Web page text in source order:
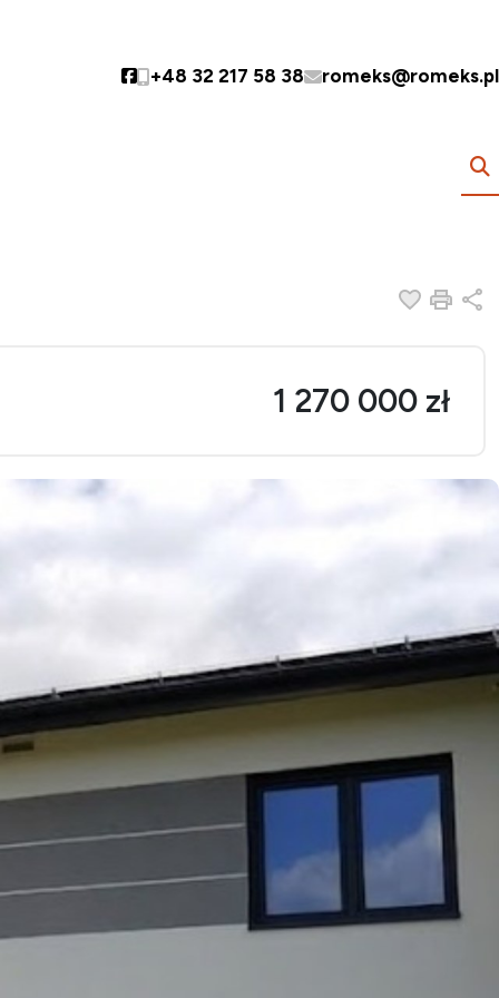
Social link
+48 32 217 58 38 romeks@romeks.pl
Dodaj
1 270 000 zł